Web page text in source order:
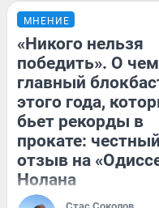
МНЕНИЕ
«Никого нельзя
победить». О чем
главный
этого года,
бьет рекорды в
прокате: честный
отзыв на
Нолана